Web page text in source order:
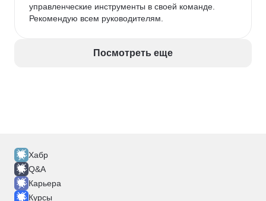
управленческие инструменты в своей команде.
Рекомендую всем руководителям.
Посмотреть еще
Хабр
Q&A
Карьера
Курсы